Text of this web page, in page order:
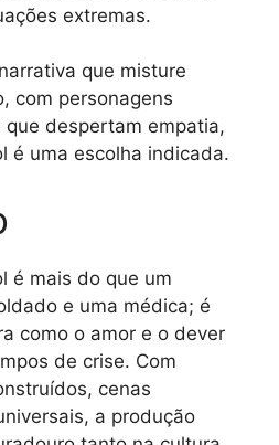
extremas.
que misture
com personagens
que despertam empatia,
é uma escolha indicada.
é mais do que um
e uma médica; é
como o amor e o dever
de crise. Com
cenas
a produção